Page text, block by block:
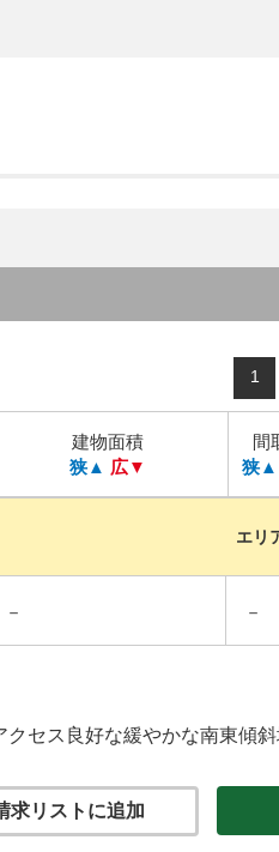
1
建物面積
狭▲ 広▼
間
狭▲
エリ
－ －
セス良好な緩やかな南東傾
求リストに追加